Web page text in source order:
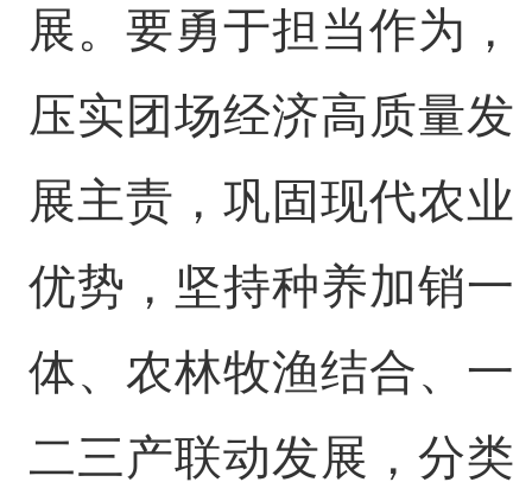
展。要勇于担当作为，
压实团场经济高质量发
展主责，巩固现代农业
优势，坚持种养加销一
体、农林牧渔结合、一
二三产联动发展，分类